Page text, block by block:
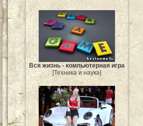
Вся жизнь - компьютерная игра
[Техника и наука]